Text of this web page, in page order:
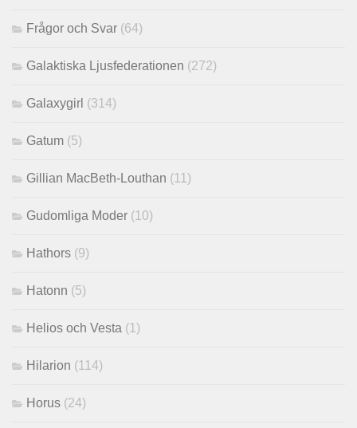
Frågor och Svar (64)
Galaktiska Ljusfederationen (272)
Galaxygirl (314)
Gatum (5)
Gillian MacBeth-Louthan (11)
Gudomliga Moder (10)
Hathors (9)
Hatonn (5)
Helios och Vesta (1)
Hilarion (114)
Horus (24)